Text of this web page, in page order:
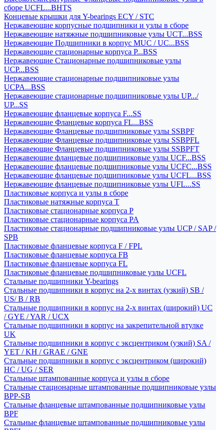
сборе UCFL...BHTS
Концевые крышки для Y-bearings ECY / STC
Нержавеющие корпусные подшипники и узлы в сборе
Нержавеющие натяжные подшипниковые узлы UCT...BSS
Нержавеющие Подшипники в корпус MUC / UC...BSS
Нержавеющие стационарные корпуса P...BSS
Нержавеющие Стационарные подшипниковые узлы
UCP...BSS
Нержавеющие стационарные подшипниковые узлы
UCPA...BSS
Нержавеющие стационарные подшипниковые узлы UP.../
UP...SS
Нержавеющие фланцевые корпуса F...SS
Нержавеющие Фланцевые корпуса FL...BSS
Нержавеющие Фланцевые подшипниковые узлы SSBPF
Нержавеющие Фланцевые подшипниковые узлы SSBPFL
Нержавеющие Фланцевые подшипниковые узлы SSBPFT
Нержавеющие фланцевые подшипниковые узлы UCF...BSS
Нержавеющие фланцевые подшипниковые узлы UCFC...BSS
Нержавеющие фланцевые подшипниковые узлы UCFL...BSS
Нержавеющие фланцевые подшипниковые узлы UFL...SS
Пластиковые корпуса и узлы в сборе
Пластиковые натяжные корпуса T
Пластиковые стационарные корпуса P
Пластиковые стационарные корпуса PA
Пластиковые стационарные подшипниковые узлы UCP / SAP /
SPB
Пластиковые фланцевые корпуса F / FPL
Пластиковые фланцевые корпуса FB
Пластиковые фланцевые корпуса FL
Пластиковые фланцевые подшипниковые узлы UCFL
Стальные подшипники Y-bearings
Стальные подшипники в корпус на 2-х винтах (узкий) SB /
US/ B / RB
Стальные подшипники в корпус на 2-х винтах (широкий) UC
/ GYE / YAR / UCX
Стальные подшипники в корпус на закрепительной втулке
UK
Стальные подшипники в корпус с эксцентриком (узкий) SA /
YET / KH / GRAE / GNE
Стальные подшипники в корпус с эксцентриком (широкий)
HC / UG / SER
Стальные штампованные корпуса и узлы в сборе
Стальные стационарные штампованные подшипниковые узлы
BPP-SB
Стальные фланцевые штампованные подшипниковые узлы
BPF
Стальные фланцевые штампованные подшипниковые узлы